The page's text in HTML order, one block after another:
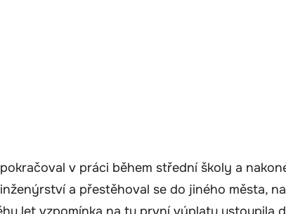
v práci během střední školy a
a přestěhoval se do jiného města,
let vzpomínka na tu první výplatu ustoupila